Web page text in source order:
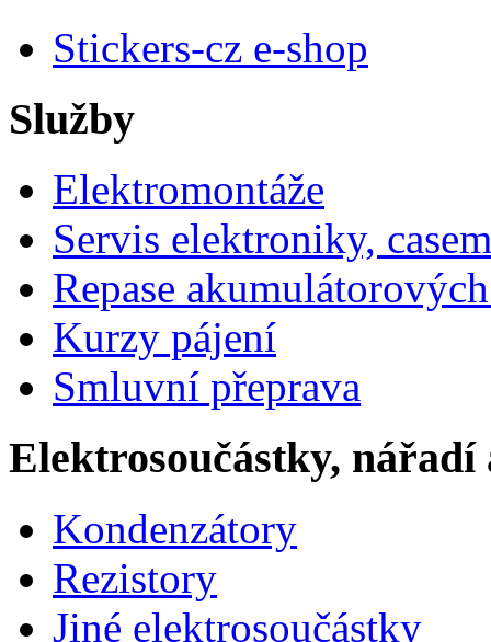
Stickers-cz e-shop
Služby
Elektromontáže
Servis elektroniky,
Repase
Kurzy pájení
Smluvní přeprava
Elektrosoučástky, nářadí
Kondenzátory
Rezistory
Jiné elektrosoučástky